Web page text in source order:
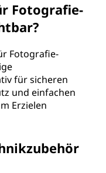
Fotografie-
Fotografie-
für sicheren
und einfachen
Erzielen